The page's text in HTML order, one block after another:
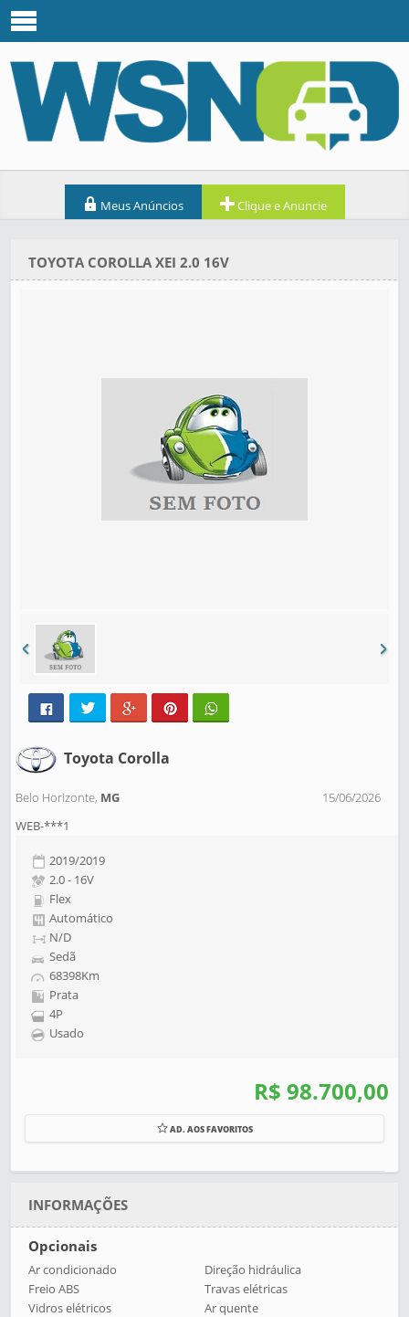
Meus Anúncios Clique e Anuncie
TOYOTA COROLLA XEI 2.0 16V
Toyota Corolla
Belo Horizonte, MG
15/06/2026
WEB-***1
2019/2019
2.0 - 16V
Flex
Automático
N/D
Sedã
68398Km
Prata
4P
Usado
R$ 98.700,00
AD. AOS FAVORITOS
INFORMAÇÕES
Opcionais
Ar condicionado
Direção hidráulica
Freio ABS
Travas elétricas
Vidros elétricos
Ar quente